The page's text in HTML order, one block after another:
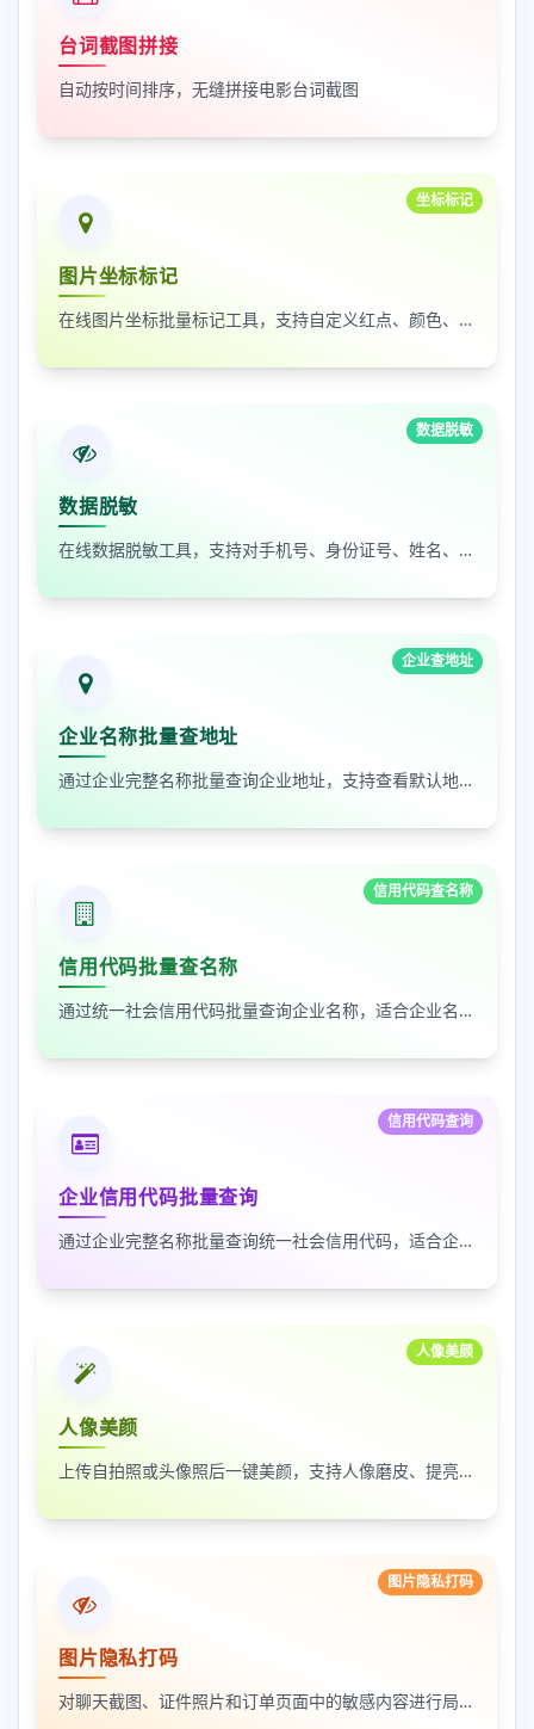
台词截图拼接
自动按时间排序，无缝拼接电影台词截图
坐标标记
图片坐标标记
在线图片坐标批量标记工具，支持自定义红点、颜色、大小及序号
数据脱敏
数据脱敏
在线数据脱敏工具，支持对手机号、身份证号、姓名、邮箱等敏感数据进行批量脱敏处理，保护隐私安全
企业查地址
企业名称批量查地址
通过企业完整名称批量查询企业地址，支持查看默认地址、年报地址和注册地址，适合企业资料整理和工商信息核对
信用代码查名称
信用代码批量查名称
通过统一社会信用代码批量查询企业名称，适合企业名单核验、客户资料整理和工商信息补全
信用代码查询
企业信用代码批量查询
通过企业完整名称批量查询统一社会信用代码，适合企业资料整理、名单核验和工商信息匹配
人像美颜
人像美颜
上传自拍照或头像照后一键美颜，支持人像磨皮、提亮和美颜强度调节，适合人物照片快速优化
图片隐私打码
图片隐私打码
对聊天截图、证件照片和订单页面中的敏感内容进行局部打码，支持多次框选和重复处理